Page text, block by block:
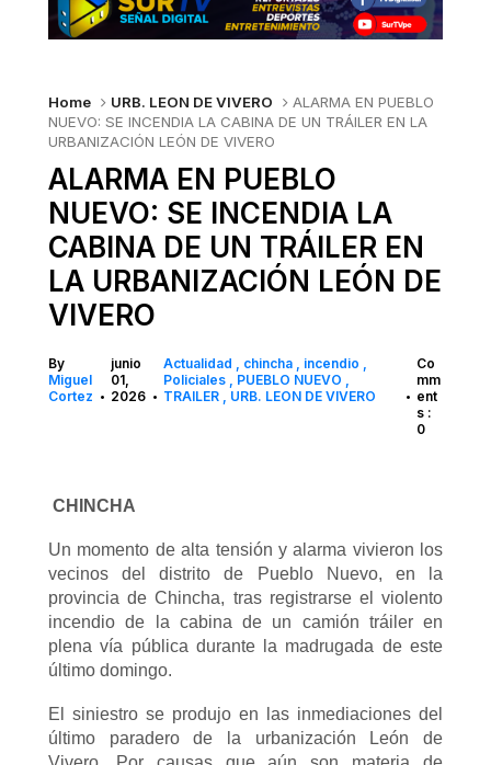
Home URB. LEON DE VIVERO
ALARMA EN PUEBLO
NUEVO: SE INCENDIA LA CABINA DE UN TRÁILER EN LA
URBANIZACIÓN LEÓN DE VIVERO
ALARMA EN PUEBLO
NUEVO: SE INCENDIA LA
CABINA DE UN TRÁILER EN
LA URBANIZACIÓN LEÓN DE
VIVERO
By
Miguel
Cortez
•
junio
01,
2026 •
Actualidad chincha
incendio
Policiales
PUEBLO NUEVO
TRAILER
URB. LEON DE VIVERO •
Co
mm
ent
s :
0
CHINCHA
Un momento de alta tensión y alarma vivieron los
vecinos del distrito de Pueblo Nuevo, en la
provincia de Chincha, tras registrarse el violento
incendio de la cabina de un camión tráiler en
plena vía pública durante la madrugada de este
último domingo.
El siniestro se produjo en las inmediaciones del
último paradero de la urbanización León de